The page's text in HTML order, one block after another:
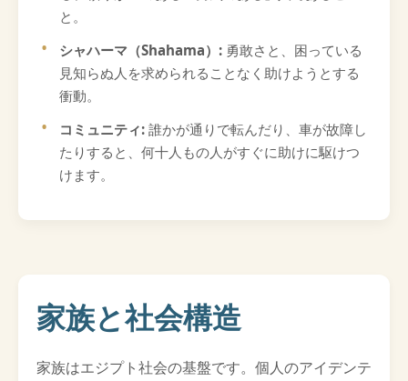
と。
シャハーマ（Shahama）: 勇敢さと、困っている
見知らぬ人を求められることなく助けようとする
衝動。
コミュニティ: 誰かが通りで転んだり、車が故障し
たりすると、何十人もの人がすぐに助けに駆けつ
けます。
家族と社会構造
家族はエジプト社会の基盤です。個人のアイデンテ